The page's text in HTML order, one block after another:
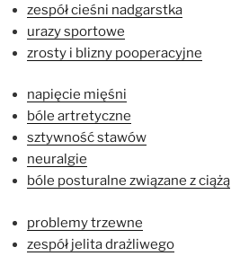
zespół cieśni nadgarstka
urazy sportowe
zrosty i blizny pooperacyjne
napięcie mięśni
bóle artretyczne
sztywność stawów
neuralgie
bóle posturalne związane z ciążą
problemy trzewne
zespół jelita drażliwego